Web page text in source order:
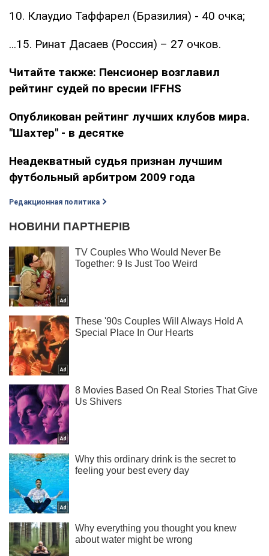
10. Клаудио Таффарел (Бразилия) - 40 очка;
...15. Ринат Дасаев (Россия) – 27 очков.
Читайте также: Пенсионер возглавил
рейтинг судей по вресии IFFHS
Опубликован рейтинг лучших клубов мира.
"Шахтер" - в десятке
Неадекватный судья признан лучшим
футбольный арбитром 2009 года
Редакционная политика